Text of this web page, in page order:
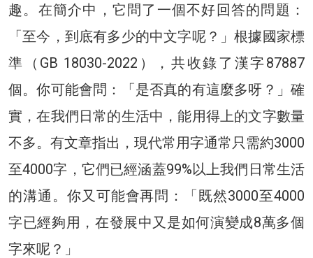
趣。在簡介中，它問了一個不好回答的問題：
「至今，到底有多少的中文字呢？」根據國家標
準（GB 18030-2022），共收錄了漢字87887
個。你可能會問：「是否真的有這麼多呀？」確
實，在我們日常的生活中，能用得上的文字數量
不多。有文章指出，現代常用字通常只需約3000
至4000字，它們已經涵蓋99%以上我們日常生活
的溝通。你又可能會再問：「既然3000至4000
字已經夠用，在發展中又是如何演變成8萬多個
字來呢？」